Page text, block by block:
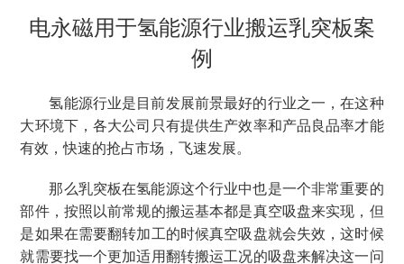
电永磁用于氢能源行业搬运乳突板案
例
氢能源行业是目前发展前景最好的行业之一，在这种
大环境下，各大公司只有提供生产效率和产品良品率才能
有效，快速的抢占市场，飞速发展。
那么乳突板在氢能源这个行业中也是一个非常重要的
部件，按照以前常规的搬运基本都是真空吸盘来实现，但
是如果在需要翻转加工的时候真空吸盘就会失效，这时候
就需要找一个更加适用翻转搬运工况的吸盘来解决这一问